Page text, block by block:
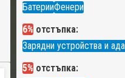
БатерииФенери
6% отстъпка:
Зарядни устройства и
5% отстъпка: